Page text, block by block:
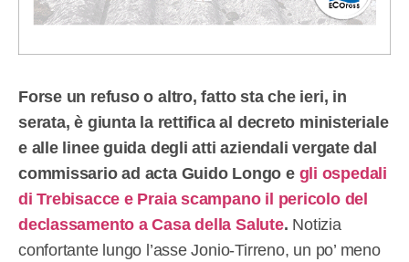
Forse un refuso o altro, fatto sta che ieri, in
serata, è giunta la rettifica al decreto ministeriale
e alle linee guida degli atti aziendali vergate dal
commissario ad acta Guido Longo e gli ospedali
di Trebisacce e Praia scampano il pericolo del
declassamento a Casa della Salute. Notizia
confortante lungo l’asse Jonio-Tirreno, un po’ meno